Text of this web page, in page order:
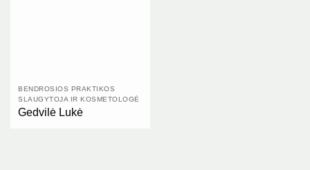
BENDROSIOS PRAKTIKOS
SLAUGYTOJA IR KOSMETOLOGĖ
Gedvilė Lukė